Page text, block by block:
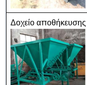
Δοχείο αποθήκευσης